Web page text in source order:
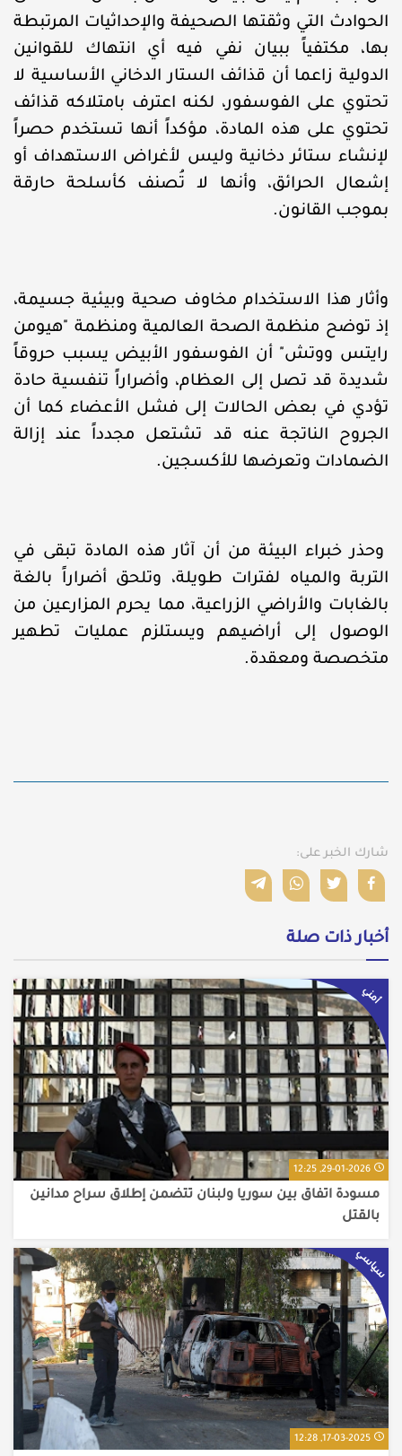
الحوادث التي وثقتها الصحيفة والإحداثيات المرتبطة
بها، مكتفياً ببيان نفي فيه أي انتهاك للقوانين
الدولية زاعما أن قذائف الستار الدخاني الأساسية لا
تحتوي على الفوسفور، لكنه اعترف بامتلاكه قذائف
تحتوي على هذه المادة، مؤكداً أنها تستخدم حصراً
لإنشاء ستائر دخانية وليس لأغراض الاستهداف أو
إشعال الحرائق، وأنها لا تُصنف كأسلحة حارقة
بموجب القانون.
وأثار هذا الاستخدام مخاوف صحية وبيئية جسيمة،
إذ توضح منظمة الصحة العالمية ومنظمة "هيومن
رايتس ووتش" أن الفوسفور الأبيض يسبب حروقاً
شديدة قد تصل إلى العظام، وأضراراً تنفسية حادة
تؤدي في بعض الحالات إلى فشل الأعضاء كما أن
الجروح الناتجة عنه قد تشتعل مجدداً عند إزالة
الضمادات وتعرضها للأكسجين.
وحذر خبراء البيئة من أن آثار هذه المادة تبقى في
التربة والمياه لفترات طويلة، وتلحق أضراراً بالغة
بالغابات والأراضي الزراعية، مما يحرم المزارعين من
الوصول إلى أراضيهم ويستلزم عمليات تطهير
متخصصة ومعقدة.
شارك الخبر على:
أخبار ذات صلة
أمني
29-01-2026, 12:25
مسودة اتفاق بين سوريا ولبنان تتضمن إطلاق سراح مدانين
بالقتل
سياسي
17-03-2025, 12:28